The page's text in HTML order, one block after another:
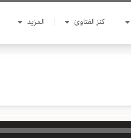
كنز الفتاوىٰ المزيد